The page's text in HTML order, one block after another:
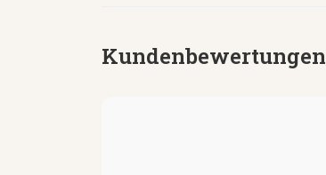
Kundenbewertungen